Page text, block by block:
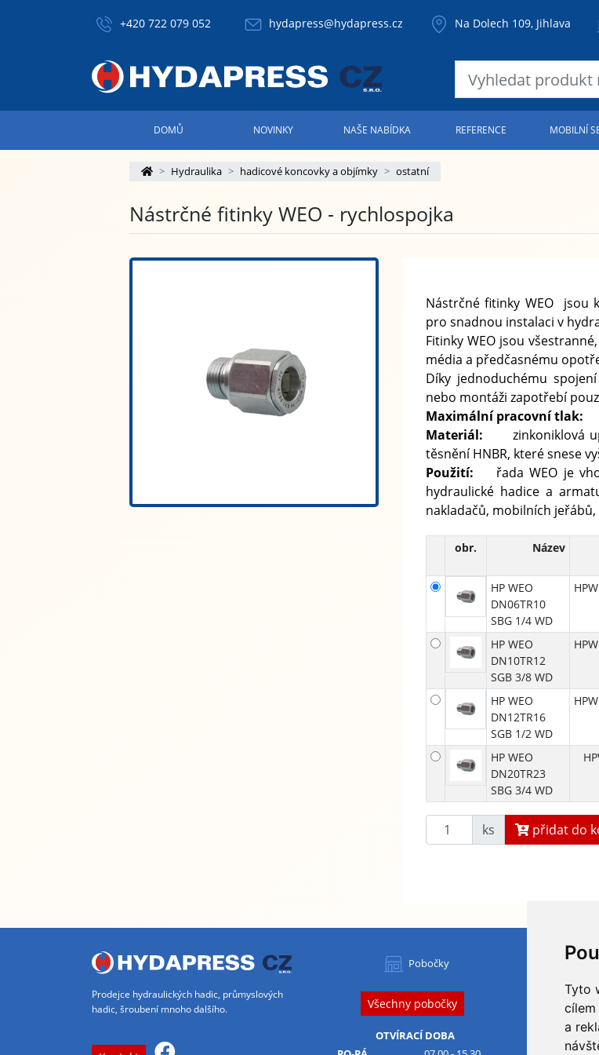
Tyto
a
+420 722 079 052 hydapress@hydapress.cz Na Dolech 109, Jihlava
DOMŮ NOVINKY NAŠE NABÍDKA REFERENCE MOBILNÍ
Hydraulika hadicové koncovky a objímky ostatní
Nástrčné fitinky WEO - rychlospojka
Nástrčné fitinky WEO jsou
pro snadnou instalaci v
Fitinky WEO jsou
média a předčasnému
Díky jednoduchému
nebo montáži zapotřebí
Maximální pracovní tlak:
Materiál: zinkoniklová
těsnění HNBR, které snese
Použití: řada WEO je
hydraulické hadice a
nakladačů, mobilních
obr. Název
HP WEO
DN06TR10
SBG 1/⁠4 WD
HP WEO
DN10TR12
SGB 3/⁠8 WD
HP WEO
DN12TR16
SGB 1/⁠2 WD
HP WEO
DN20TR23
SBG 3/4 WD
ks přidat do
Prodejce hydraulických hadic, průmyslových
hadic, šroubení mnoho dalšího.
Pobočky
Všechny pobočky
OTVÍRACÍ DOBA
Na Dolech
: 29184134
Obchodní
Ochrana